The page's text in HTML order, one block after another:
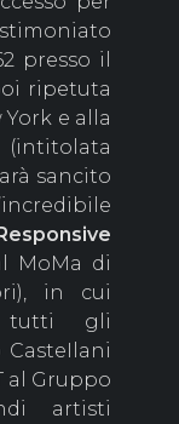
presso il
ripetuta
York e alla
(intitolata
sancito
MoMa di
in cui
tutti gli
al Gruppo
artisti